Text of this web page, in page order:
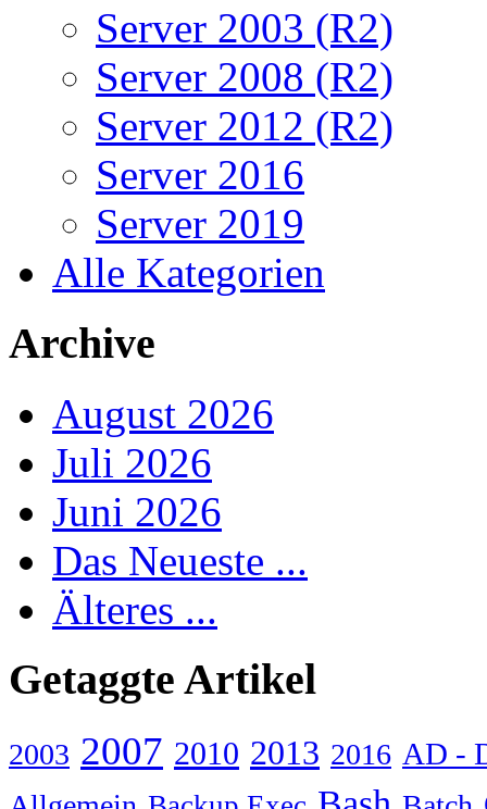
Server 2003 (R2)
Server 2008 (R2)
Server 2012 (R2)
Server 2016
Server 2019
Alle Kategorien
Archive
August 2026
Juli 2026
Juni 2026
Das Neueste ...
Älteres ...
Getaggte Artikel
2003 2007 2010 2013 2016 AD -